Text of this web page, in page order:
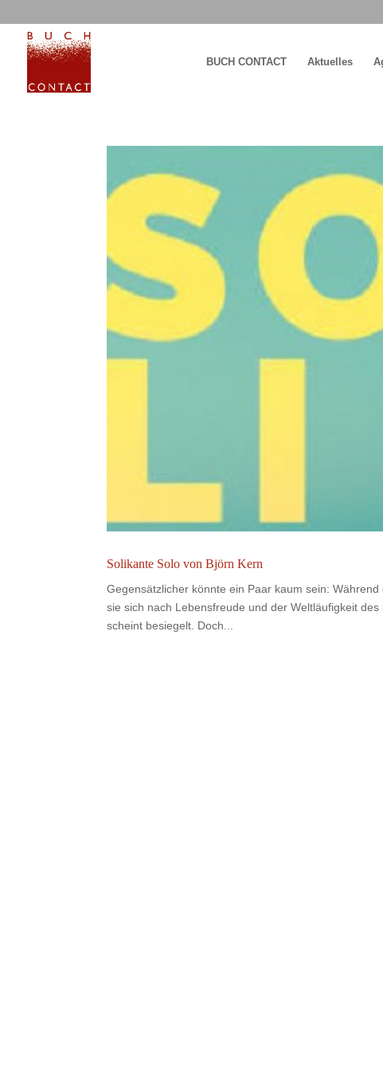
BUCH CONTACT Aktuelles
Solikante Solo von Björn Kern
Gegensätzlicher könnte ein Paar kaum sein:
sie sich nach Lebensfreude und der Weltläufigkeit
scheint besiegelt. Doch...